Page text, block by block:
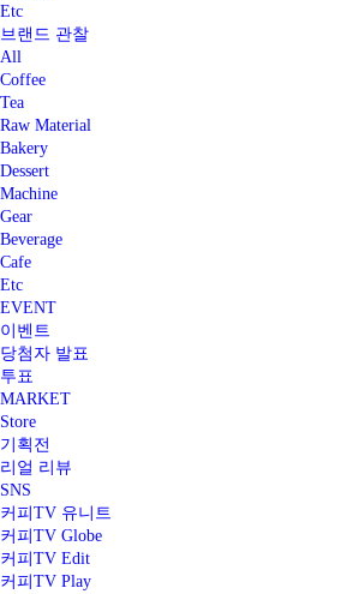
Etc
브랜드 관찰
All
Coffee
Tea
Raw Material
Bakery
Dessert
Machine
Gear
Beverage
Cafe
Etc
EVENT
이벤트
당첨자 발표
투표
MARKET
Store
기획전
리얼 리뷰
SNS
커피TV 유니트
커피TV Globe
커피TV Edit
커피TV Play